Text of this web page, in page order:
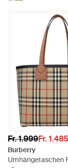
Fr. 1.999Fr. 1.485
Burberry
Umhängetaschen